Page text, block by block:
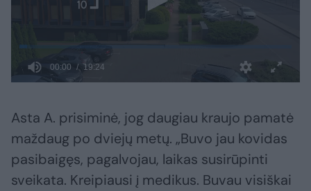
Asta A. prisiminė, jog daugiau kraujo pamatė
maždaug po dviejų metų. „Buvo jau kovidas
pasibaigęs, pagalvojau, laikas susirūpinti
sveikata. Kreipiausi į medikus. Buvau visiškai